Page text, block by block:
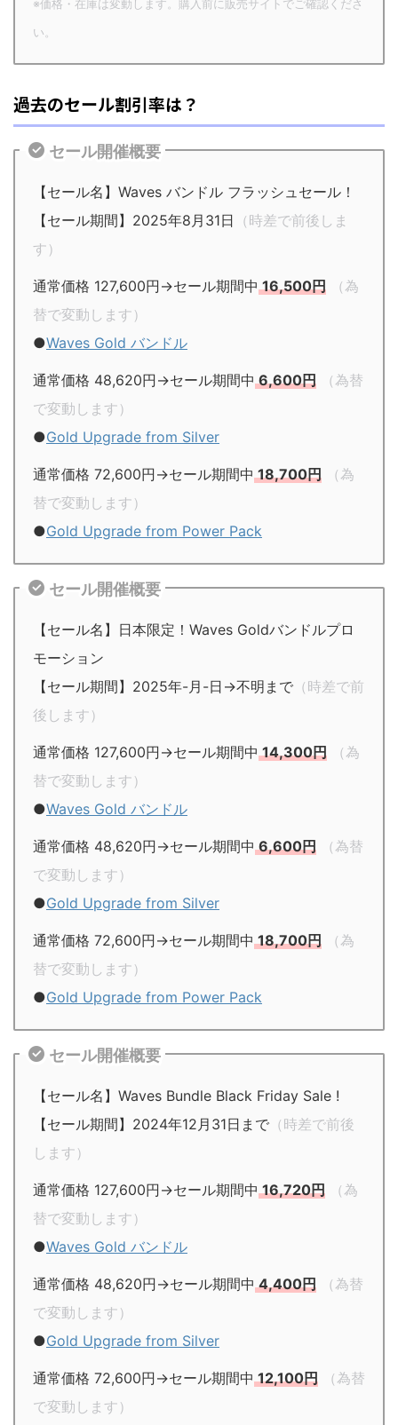
※価格・在庫は変動します。購入前に販売サイトでご確認くださ
い。
過去のセール割引率は？
セール開催概要
【セール名】Waves バンドル フラッシュセール！
【セール期間】2025年8月31日 （時差で前後しま
す）
通常価格 127,600円→セール期間中16,500円
（為
替で変動します）
●Waves Gold バンドル
通常価格 48,620円→セール期間中6,600円
（為替
で変動します）
●Gold Upgrade from Silver
通常価格 72,600円→セール期間中18,700円
（為
替で変動します）
●Gold Upgrade from Power Pack
セール開催概要
【セール名】日本限定！Waves Goldバンドルプロ
モーション
【セール期間】2025年-月-日→不明まで （時差で前
後します）
通常価格 127,600円→セール期間中14,300円
（為
替で変動します）
●Waves Gold バンドル
通常価格 48,620円→セール期間中6,600円
（為替
で変動します）
●Gold Upgrade from Silver
通常価格 72,600円→セール期間中18,700円
（為
替で変動します）
●Gold Upgrade from Power Pack
セール開催概要
【セール名】Waves Bundle Black Friday Sale !
【セール期間】2024年12月31日まで （時差で前後
します）
通常価格 127,600円→セール期間中16,720円
（為
替で変動します）
●Waves Gold バンドル
通常価格 48,620円→セール期間中4,400円
（為替
で変動します）
●Gold Upgrade from Silver
通常価格 72,600円→セール期間中12,100円
（為替
で変動します）